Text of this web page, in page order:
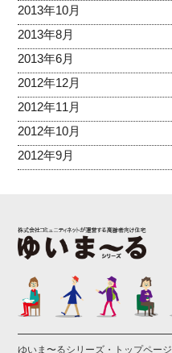
2013年10月
2013年8月
2013年6月
2012年12月
2012年11月
2012年10月
2012年9月
ゆいま〜るシリーズ・トップページ